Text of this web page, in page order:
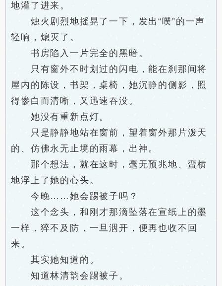
地灌了进来。
烛火剧烈地摇晃了一下，发出“噗”的一声
轻响，熄灭了。
书房陷入一片完全的黑暗。
只有窗外不时划过的闪电，能在刹那间将
屋内的陈设，书架，桌椅，她沉静的侧影，照
得惨白而清晰，又迅速吞没。
她没有重新点灯。
只是静静地站在窗前，望着窗外那片泼天
的、仿佛永无止境的雨幕，出神。
那个想法，就在这时，毫无预兆地、蛮横
地浮上了她的心头。
今晚……她会踢被子吗？
这个念头，和刚才那滴坠落在宣纸上的墨
一样，猝不及防，一旦洇开，便再也收不回
来。
其实她知道的。
知道林清韵会踢被子。